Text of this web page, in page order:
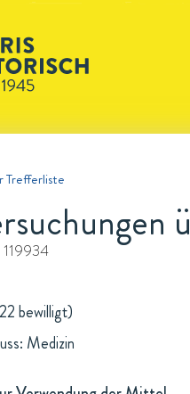
Trefferliste
119934
bewilligt)
Medizin